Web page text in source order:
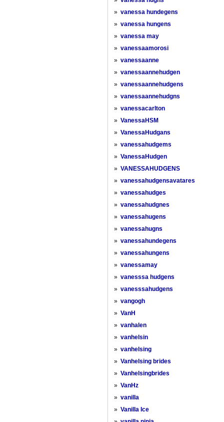
» vanessa hundegens
» vanessa hungens
» vanessa may
» vanessaamorosi
» vanessaanne
» vanessaannehudgen
» vanessaannehudgens
» vanessaannehudgns
» vanessacarlton
» VanessaHSM
» VanessaHudgans
» vanessahudgems
» VanessaHudgen
» VANESSAHUDGENS
» vanessahudgensavatares
» vanessahudges
» vanessahudgnes
» vanessahugens
» vanessahugns
» vanessahundegens
» vanessahungens
» vanessamay
» vanesssa hudgens
» vanesssahudgens
» vangogh
» VanH
» vanhalen
» vanhelsin
» vanhelsing
» Vanhelsing brides
» Vanhelsingbrides
» VanHz
» vanilla
» Vanilla Ice